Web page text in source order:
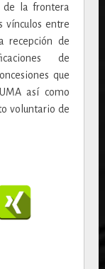
de la frontera
vínculos entre
recepción de
de
que
así como
voluntario de